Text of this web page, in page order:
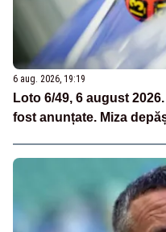
6 aug. 2026, 19:19
Loto 6/49, 6 august
fost anunțate. Miza